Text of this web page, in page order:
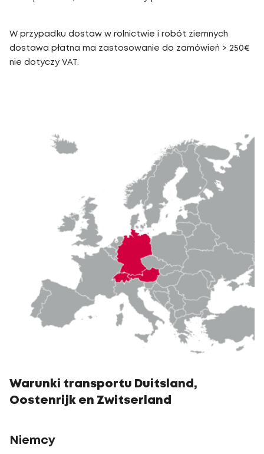
W przypadku dostaw w rolnictwie i robót ziemnych
dostawa płatna ma zastosowanie do zamówień > 250€
nie dotyczy VAT.
Warunki transportu Duitsland,
Oostenrijk en Zwitserland
Niemcy